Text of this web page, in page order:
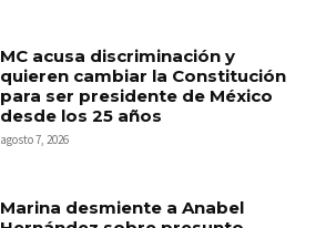
MC acusa discriminación y
quieren cambiar la Constitución
para ser presidente de México
desde los 25 años
agosto 7, 2026
Marina desmiente a Anabel